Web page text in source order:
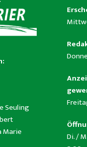
Seuling
Marie
Di. /